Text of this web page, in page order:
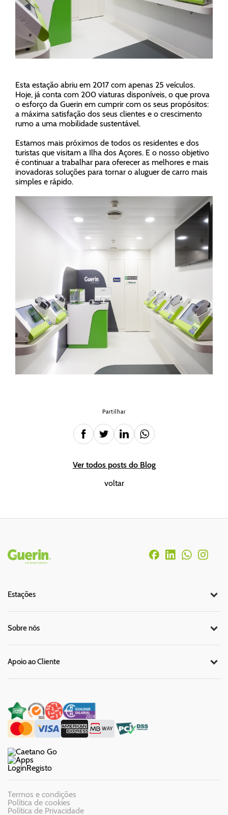
Esta estação abriu em 2017 com apenas 25 veículos.
Hoje, já conta com 200 viaturas disponíveis, o que prova
o esforço da Guerin em cumprir com os seus propósitos:
a máxima satisfação dos seus clientes e o crescimento
rumo a uma mobilidade sustentável.
Estamos mais próximos de todos os residentes e dos
turistas que visitam a Ilha dos Açores. E o nosso objetivo
é continuar a trabalhar para oferecer as melhores e mais
inovadoras soluções para tornar o aluguer de carro mais
simples e rápido.
Partilhar
Ver todos posts do Blog
voltar
Rodapé
Estações
Sobre nós
Apoio ao Cliente
LoginRegisto
Termos e condições
Política de cookies
Política de Privacidade